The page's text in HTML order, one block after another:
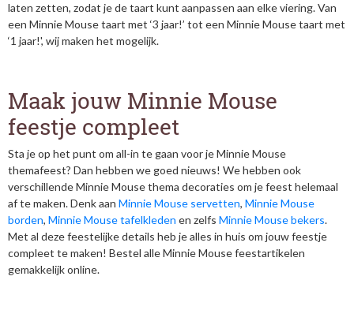
laten zetten, zodat je de taart kunt aanpassen aan elke viering. Van
een Minnie Mouse taart met ‘3 jaar!’ tot een Minnie Mouse taart met
‘1 jaar!', wij maken het mogelijk.
Maak jouw Minnie Mouse
feestje compleet
Sta je op het punt om all-in te gaan voor je Minnie Mouse
themafeest? Dan hebben we goed nieuws! We hebben ook
verschillende Minnie Mouse thema decoraties om je feest helemaal
af te maken. Denk aan Minnie Mouse servetten, Minnie Mouse
borden, Minnie Mouse tafelkleden en zelfs Minnie Mouse bekers.
Met al deze feestelijke details heb je alles in huis om jouw feestje
compleet te maken! Bestel alle Minnie Mouse feestartikelen
gemakkelijk online.